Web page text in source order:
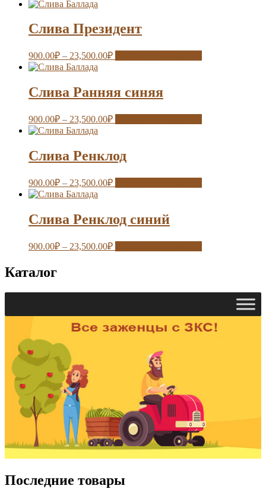
Слива Президент
900.00₽ – 23,500.00₽
Слива Ранняя синяя
900.00₽ – 23,500.00₽
Слива Ренклод
900.00₽ – 23,500.00₽
Слива Ренклод синий
900.00₽ – 23,500.00₽
Каталог
Последние товары